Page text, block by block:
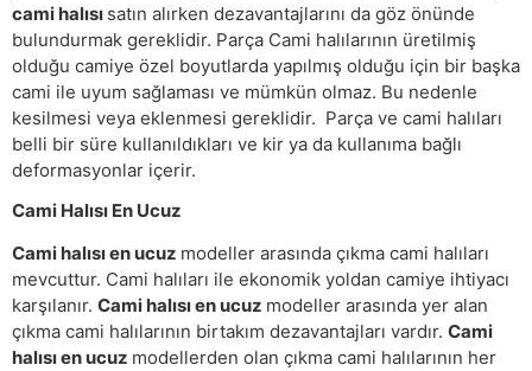
cami halısı satın alırken dezavantajlarını da göz önünde
bulundurmak gereklidir. Parça Cami halılarının üretilmiş
olduğu camiye özel boyutlarda yapılmış olduğu için bir başka
cami ile uyum sağlaması ve mümkün olmaz. Bu nedenle
kesilmesi veya eklenmesi gereklidir. Parça ve cami halıları
belli bir süre kullanıldıkları ve kir ya da kullanıma bağlı
deformasyonlar içerir.
Cami Halısı En Ucuz
Cami halısı en ucuz modeller arasında çıkma cami halıları
mevcuttur. Cami halıları ile ekonomik yoldan camiye ihtiyacı
karşılanır. Cami halısı en ucuz modeller arasında yer alan
çıkma cami halılarının birtakım dezavantajları vardır. Cami
halısı en ucuz modellerden olan çıkma cami halılarının her